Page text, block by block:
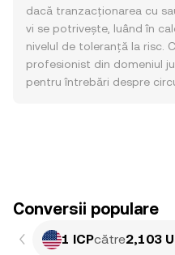
dacă tranzacționarea cu
vi se potrivește, luând în
nivelul de toleranță la risc.
profesionist din domeniul
pentru întrebări despre
Conversii populare
1 ICPcătre2,103